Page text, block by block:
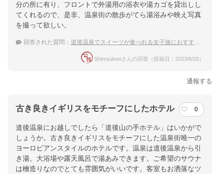
分の所に有り、フロントで外湯用の浴衣や湯カゴを貸出しし
てくれるので、是非、温泉街の散歩がてら湯浴みや映え写真
を撮って欲しい。
回答された質問： 道後温泉でスイーツが食べれる女子旅におすすめの宿はありますか？
Shinryukenさんの回答（投稿日：2023/6/20）
通報する
古き良きイギリスをモチーフにしたホテル 0
道後温泉にお越しでしたら「道後山の手ホテル」はいかがで
しょうか。古き良きイギリスをモチーフにした温泉街唯一の
ヨーロピアンスタイルのホテルです。温泉は道後温泉から引
き湯。大浴場や露天風呂で湯あみできます。ご希望のサウナ
は檜造りなのでとても雰囲気がいいです。客室もお洒落なツ